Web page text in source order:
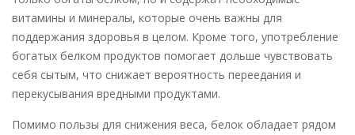
витамины и минералы, которые очень важны для
поддержания здоровья в целом. Кроме того, употребление
богатых белком продуктов помогает дольше чувствовать
себя сытым, что снижает вероятность переедания и
перекусывания вредными продуктами.
Помимо пользы для снижения веса, белок обладает рядом